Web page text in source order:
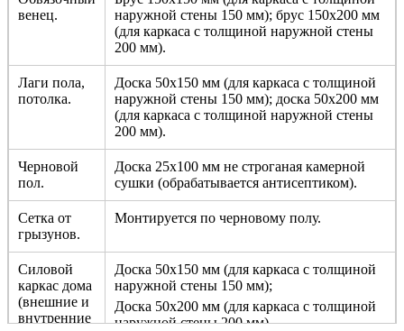
венец.
наружной стены 150 мм); брус 150х200 мм
(для каркаса с толщиной наружной стены
200 мм).
Лаги пола,
потолка.
Доска 50х150 мм (для каркаса с толщиной
наружной стены 150 мм); доска 50х200 мм
(для каркаса с толщиной наружной стены
200 мм).
Черновой
пол.
Доска 25х100 мм не строганая камерной
сушки (обрабатывается антисептиком).
Сетка от
грызунов.
Монтируется по черновому полу.
Силовой
каркас дома
(внешние и
внутренние
Доска 50х150 мм (для каркаса с толщиной
наружной стены 150 мм);
Доска 50х200 мм (для каркаса с толщиной
наружной стены 200 мм).